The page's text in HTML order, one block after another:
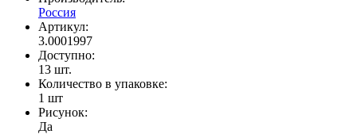
Россия
Артикул:
3.0001997
Доступно:
13 шт.
Количество в упаковке:
1 шт
Рисунок:
Да